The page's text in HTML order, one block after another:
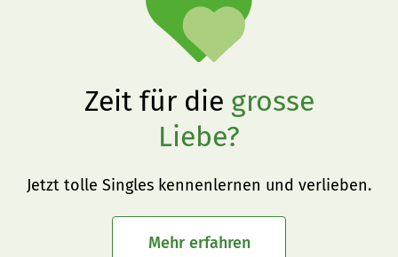
Zeit für die grosse
Liebe?
Jetzt tolle Singles kennenlernen und verlieben.
Mehr erfahren